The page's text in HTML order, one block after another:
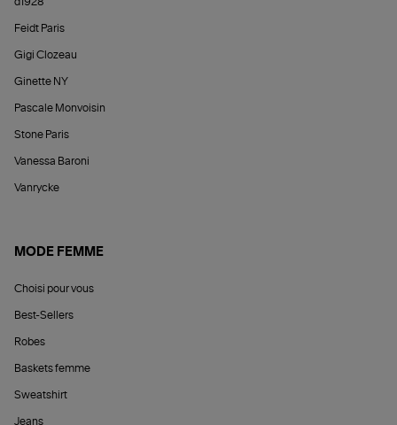
Feidt Paris
Gigi Clozeau
Ginette NY
Pascale Monvoisin
Stone Paris
Vanessa Baroni
Vanrycke
MODE FEMME
Choisi pour vous
Best-Sellers
Robes
Baskets femme
Sweatshirt
Jeans